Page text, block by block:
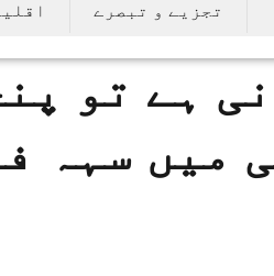
تجزیے و تبصرے
ہے تو
میں سہہ